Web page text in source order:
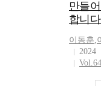
만들
합니
이동훈,
2024